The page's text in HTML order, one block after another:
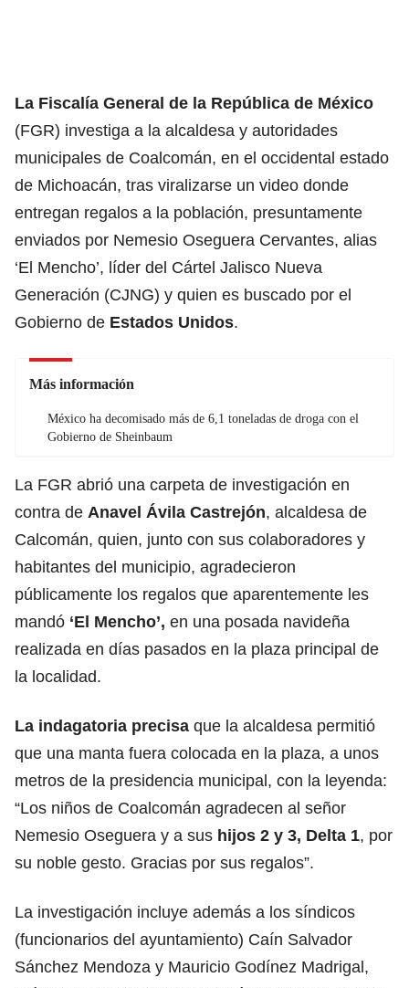
La Fiscalía General de la República de México
(FGR) investiga a la alcaldesa y autoridades
municipales de Coalcomán, en el occidental estado
de Michoacán, tras viralizarse un video donde
entregan regalos a la población, presuntamente
enviados por Nemesio Oseguera Cervantes, alias
‘El Mencho’, líder del Cártel Jalisco Nueva
Generación (CJNG) y quien es buscado por el
Gobierno de Estados Unidos.
Más información
México ha decomisado más de 6,1 toneladas de droga con el
Gobierno de Sheinbaum
La FGR abrió una carpeta de investigación en
contra de Anavel Ávila Castrejón, alcaldesa de
Calcomán, quien, junto con sus colaboradores y
habitantes del municipio, agradecieron
públicamente los regalos que aparentemente les
mandó ‘El Mencho’, en una posada navideña
realizada en días pasados en la plaza principal de
la localidad.
La indagatoria precisa que la alcaldesa permitió
que una manta fuera colocada en la plaza, a unos
metros de la presidencia municipal, con la leyenda:
“Los niños de Coalcomán agradecen al señor
Nemesio Oseguera y a sus hijos 2 y 3, Delta 1, por
su noble gesto. Gracias por sus regalos”.
La investigación incluye además a los síndicos
(funcionarios del ayuntamiento) Caín Salvador
Sánchez Mendoza y Mauricio Godínez Madrigal,